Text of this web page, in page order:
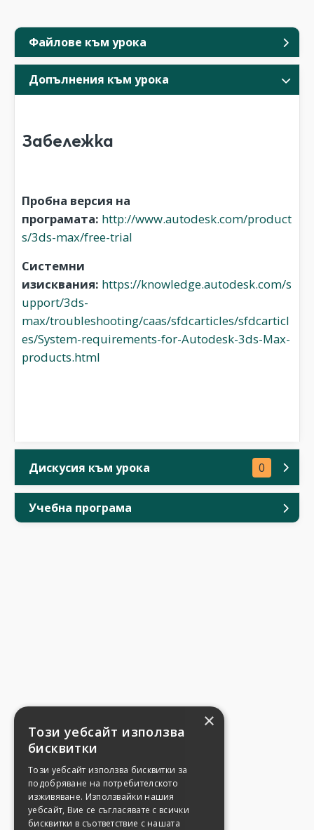
Файлове към урока
Допълнения към урока
Забележка
Пробна версия на
програмата: http://www.autodesk.com/product
s/3ds-max/free-trial
Системни
изисквания: https://knowledge.autodesk.com/s
upport/3ds-
max/troubleshooting/caas/sfdcarticles/sfdcarticl
es/System-requirements-for-Autodesk-3ds-Max-
products.html
Дискусия към урока 0
Учебна програма
×
Този уебсайт използва
бисквитки
Този уебсайт използва бисквитки за
подобряване на потребителското
изживяване. Използвайки нашия
уебсайт, Вие се съгласявате с всички
бисквитки в съответствие с нашата